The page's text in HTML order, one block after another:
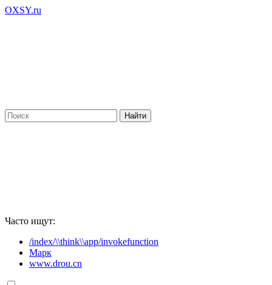
OXSY.ru
Часто ищут:
/index/\\think\\app/invokefunction
Марк
www.drou.cn